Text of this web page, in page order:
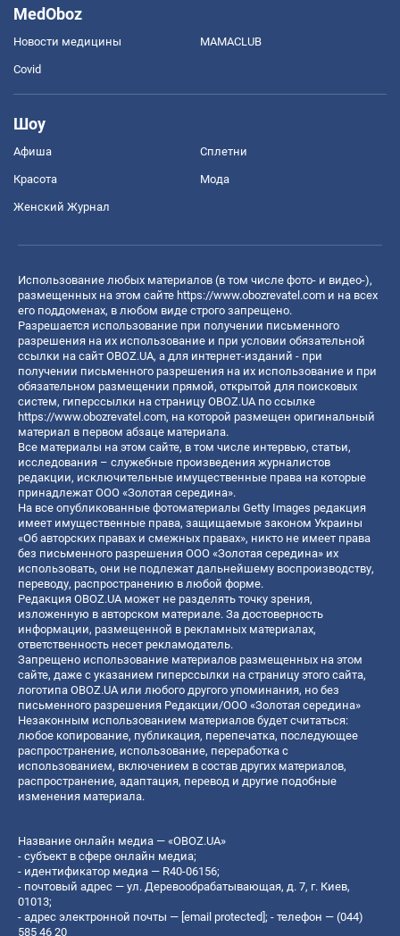
MedOboz
Новости медицины MAMACLUB
Covid
Шоу
Афиша Сплетни
Красота Мода
Женский Журнал
Использование любых материалов (в том числе фото- и видео-),
размещенных на этом сайте https://www.obozrevatel.com и на всех
его поддоменах, в любом виде строго запрещено.
Разрешается использование при получении письменного
разрешения на их использование и при условии обязательной
ссылки на сайт OBOZ.UA, а для интернет-изданий - при
получении письменного разрешения на их использование и при
обязательном размещении прямой, открытой для поисковых
систем, гиперссылки на страницу OBOZ.UA по ссылке
https://www.obozrevatel.com, на которой размещен оригинальный
материал в первом абзаце материала.
Все материалы на этом сайте, в том числе интервью, статьи,
исследования – служебные произведения журналистов
редакции, исключительные имущественные права на которые
принадлежат ООО «Золотая середина».
На все опубликованные фотоматериалы Getty Images редакция
имеет имущественные права, защищаемые законом Украины
«Об авторских правах и смежных правах», никто не имеет права
без письменного разрешения ООО «Золотая середина» их
использовать, они не подлежат дальнейшему воспроизводству,
переводу, распространению в любой форме.
Редакция OBOZ.UA может не разделять точку зрения,
изложенную в авторском материале. За достоверность
информации, размещенной в рекламных материалах,
ответственность несет рекламодатель.
Запрещено использование материалов размещенных на этом
сайте, даже с указанием гиперссылки на страницу этого сайта,
логотипа OBOZ.UA или любого другого упоминания, но без
письменного разрешения Редакции/ООО «Золотая середина»
Незаконным использованием материалов будет считаться:
любое копирование, публикация, перепечатка, последующее
распространение, использование, переработка с
использованием, включением в состав других материалов,
распространение, адаптация, перевод и другие подобные
изменения материала.
Название онлайн медиа — «OBOZ.UA»
- субъект в сфере онлайн медиа;
- идентификатор медиа — R40-06156;
- почтовый адрес — ул. Деревообрабатывающая, д. 7, г. Киев,
01013;
- адрес электронной почты — [email protected] ; - телефон — (044)
585 46 20